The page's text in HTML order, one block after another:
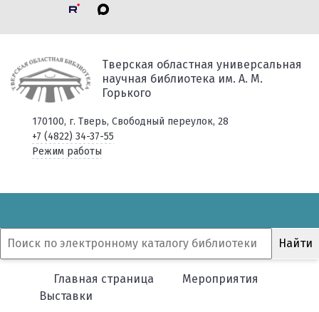
Тверская областная универсальная
научная библиотека им. А. М.
Горького
170100, г. Тверь, Свободный переулок, 28
+7 (4822) 34-37-55
Режим работы
Главная страница
Мероприятия
Выставки